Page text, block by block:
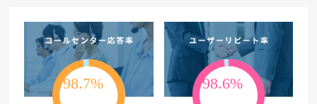
98.7% 98.6%